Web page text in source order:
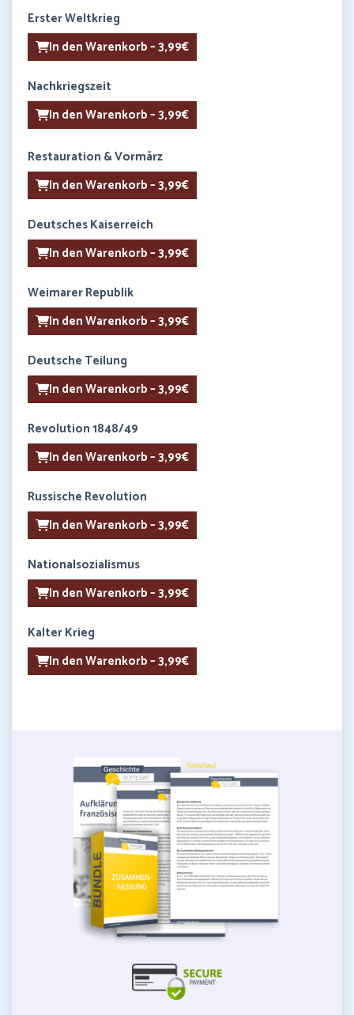
Erster Weltkrieg
In den Warenkorb – 3,99€
Nachkriegszeit
In den Warenkorb – 3,99€
Restauration & Vormärz
In den Warenkorb – 3,99€
Deutsches Kaiserreich
In den Warenkorb – 3,99€
Weimarer Republik
In den Warenkorb – 3,99€
Deutsche Teilung
In den Warenkorb – 3,99€
Revolution 1848/49
In den Warenkorb – 3,99€
Russische Revolution
In den Warenkorb – 3,99€
Nationalsozialismus
In den Warenkorb – 3,99€
Kalter Krieg
In den Warenkorb – 3,99€